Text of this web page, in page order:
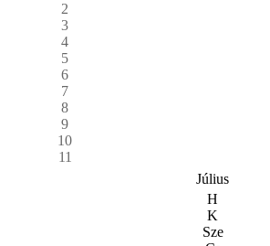
2
3
4
5
6
7
8
9
10
11
Július
H
K
Sze